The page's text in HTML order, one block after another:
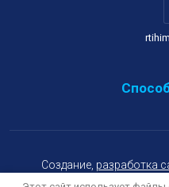
Создание, разработка